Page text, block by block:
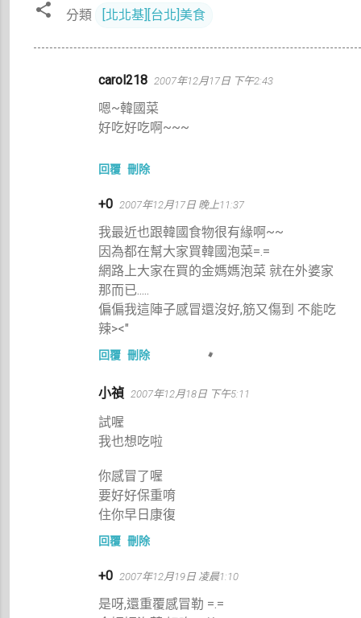
分類 [北北基][台北]美食
carol218 2007年12月17日 下午2:43
嗯~韓國菜
好吃好吃啊~~~
回覆 刪除
+0 2007年12月17日 晚上11:37
我最近也跟韓國食物很有緣啊~~
因為都在幫大家買韓國泡菜=.=
網路上大家在買的金媽媽泡菜 就在外婆家
那而已.....
偏偏我這陣子感冒還沒好,筋又傷到 不能吃
辣><"
回覆 刪除
小禎 2007年12月18日 下午5:11
試喔
我也想吃啦
你感冒了喔
要好好保重唷
住你早日康復
回覆 刪除
+0 2007年12月19日 凌晨1:10
是呀,還重覆感冒勒 =.=